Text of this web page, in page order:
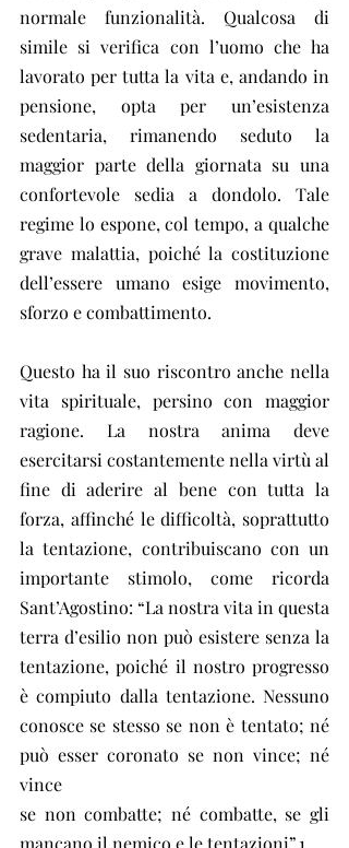
normale funzionalità. Qualcosa di
simile si verifica con l’uomo che ha
lavorato per tutta la vita e, andando in
pensione, opta per un’esistenza
sedentaria, rimanendo seduto la
maggior parte della giornata su una
confortevole sedia a dondolo. Tale
regime lo espone, col tempo, a qualche
grave malattia, poiché la costituzione
dell’essere umano esige movimento,
sforzo e combattimento.
Questo ha il suo riscontro anche nella
vita spirituale, persino con maggior
ragione. La nostra anima deve
esercitarsi costantemente nella virtù al
fine di aderire al bene con tutta la
forza, affinché le difficoltà, soprattutto
la tentazione, contribuiscano con un
importante stimolo, come ricorda
Sant’Agostino: “La nostra vita in questa
terra d’esilio non può esistere senza la
tentazione, poiché il nostro progresso
è compiuto dalla tentazione. Nessuno
conosce se stesso se non è tentato; né
può esser coronato se non vince; né
vince
se non combatte; né combatte, se gli
mancano il nemico e le tentazioni”.1